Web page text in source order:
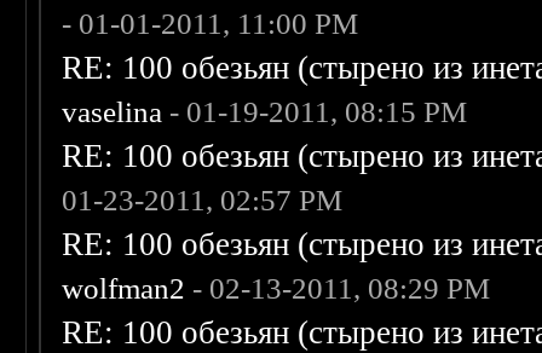
- 01-01-2011, 11:00 PM
RE: 100 обезьян (стырено из
vaselina - 01-19-2011, 08:15 PM
RE: 100 обезьян (стырено из
01-23-2011, 02:57 PM
RE: 100 обезьян (стырено из
wolfman2 - 02-13-2011, 08:29 PM
RE: 100 обезьян (стырено из